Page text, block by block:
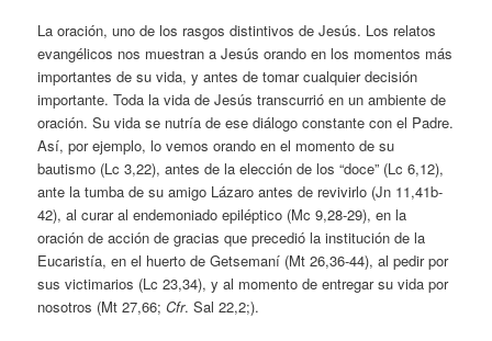
La oración, uno de los rasgos distintivos de Jesús. Los relatos
evangélicos nos muestran a Jesús orando en los momentos más
importantes de su vida, y antes de tomar cualquier decisión
importante. Toda la vida de Jesús transcurrió en un ambiente de
oración. Su vida se nutría de ese diálogo constante con el Padre.
Así, por ejemplo, lo vemos orando en el momento de su
bautismo (Lc 3,22), antes de la elección de los “doce” (Lc 6,12),
ante la tumba de su amigo Lázaro antes de revivirlo (Jn 11,41b-
42), al curar al endemoniado epiléptico (Mc 9,28-29), en la
oración de acción de gracias que precedió la institución de la
Eucaristía, en el huerto de Getsemaní (Mt 26,36-44), al pedir por
sus victimarios (Lc 23,34), y al momento de entregar su vida por
nosotros (Mt 27,66;Cfr. Sal 22,2;).